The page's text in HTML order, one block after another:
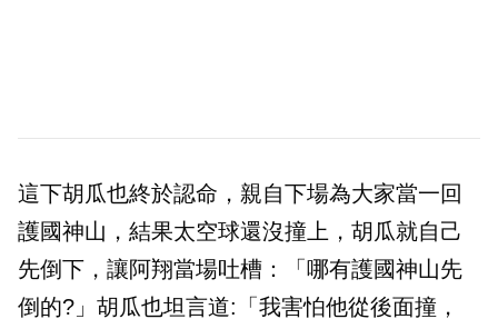
這下胡瓜也終於認命，親自下場為大家當一回
護國神山，結果太空球還沒撞上，胡瓜就自己
先倒下，讓阿翔當場吐槽：「哪有護國神山先
倒的?」胡瓜也坦言道:「我害怕他從後面撞，